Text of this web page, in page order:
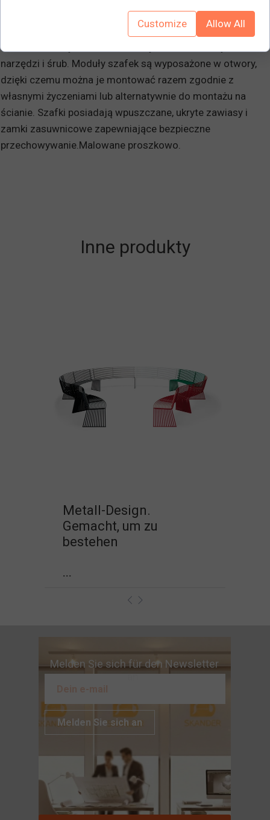
najlepszy i najtańszy transport.
Dzięki bardzo przemyślanej konstrukcji szafki są
montowane szybko, łatwo i elastycznie bez żadnych
narzędzi i śrub. Moduły szafek są wyposażone w otwory,
dzięki czemu można je montować razem zgodnie z
własnymi życzeniami lub alternatywnie do montażu na
ścianie. Szafki posiadają wpuszczane, ukryte zawiasy i
zamki zasuwnicowe zapewniające bezpieczne
przechowywanie.Malowane proszkowo.
Inne produkty
Metall-Design.
Gemacht, um zu
bestehen
...
Melden Sie sich für den Newsletter
an
Melden Sie sich an
Customize Allow All